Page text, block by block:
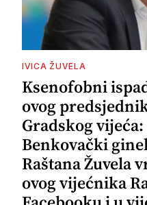
IVICA ŽUVELA
Ksenofobni
ovog
Gradskog vijeća:
Benkovački
Raštana Žuvela
ovog vijećnika